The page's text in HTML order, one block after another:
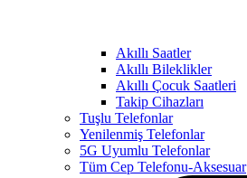
Akıllı Saatler
Akıllı Bileklikler
Akıllı Çocuk Saatleri
Takip Cihazları
Tuşlu Telefonlar
Yenilenmiş Telefonlar
5G Uyumlu Telefonlar
Tüm Cep Telefonu-Aksesuar